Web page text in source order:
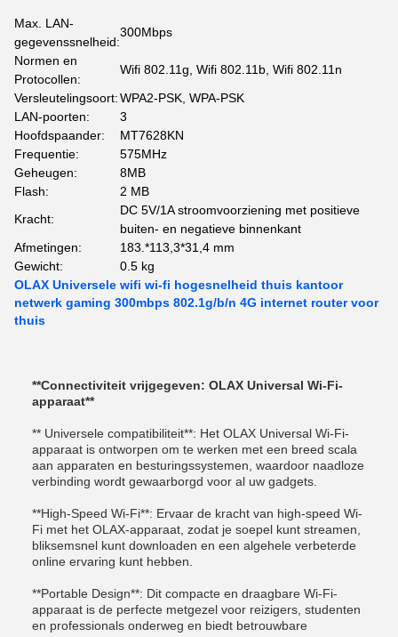
Max. LAN-
gegevenssnelheid:
300Mbps
Normen en
Protocollen:
Wifi 802.11g, Wifi 802.11b, Wifi 802.11n
Versleutelingsoort:WPA2-PSK, WPA-PSK
LAN-poorten:
3
Hoofdspaander:
MT7628KN
Frequentie:
575MHz
Geheugen:
8MB
Flash:
2 MB
Kracht:
DC 5V/1A stroomvoorziening met positieve
buiten- en negatieve binnenkant
Afmetingen:
183.*113,3*31,4 mm
Gewicht:
0.5 kg
OLAX Universele wifi wi-fi hogesnelheid thuis kantoor
netwerk gaming 300mbps 802.1g/b/n 4G internet router voor
thuis
**Connectiviteit vrijgegeven: OLAX Universal Wi-Fi-
apparaat**
** Universele compatibiliteit**: Het OLAX Universal Wi-Fi-
apparaat is ontworpen om te werken met een breed scala
aan apparaten en besturingssystemen, waardoor naadloze
verbinding wordt gewaarborgd voor al uw gadgets.
**High-Speed Wi-Fi**: Ervaar de kracht van high-speed Wi-
Fi met het OLAX-apparaat, zodat je soepel kunt streamen,
bliksemsnel kunt downloaden en een algehele verbeterde
online ervaring kunt hebben.
**Portable Design**: Dit compacte en draagbare Wi-Fi-
apparaat is de perfecte metgezel voor reizigers, studenten
en professionals onderweg en biedt betrouwbare